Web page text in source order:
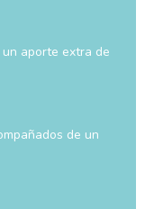
aporte extra de
de un